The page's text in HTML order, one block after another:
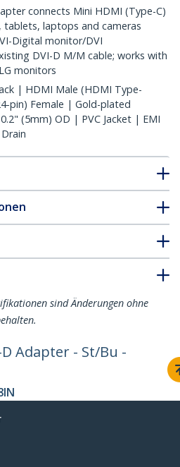
connects Mini HDMI (Type-C)
tablets, laptops and cameras
Digital monitor/DVI
DVI-D M/M cable; works with
monitors
| HDMI Male (HDMI Type-
pin) Female | Gold-plated
(5mm) OD | PVC Jacket | EMI
sind Änderungen ohne
Adapter - St/Bu -